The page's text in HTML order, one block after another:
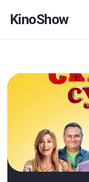
содержанию
KinoShow